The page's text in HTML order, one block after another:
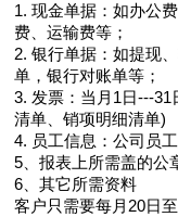
1. 现金单据：如办公
费、运输费等；
2. 银行单据：如提现
单，银行对账单等；
3. 发票：当月1日---
清单、销项明细清单)
4. 员工信息：公司员
5、报表上所需盖的公
6、其它所需资料
客户只需要每月20日